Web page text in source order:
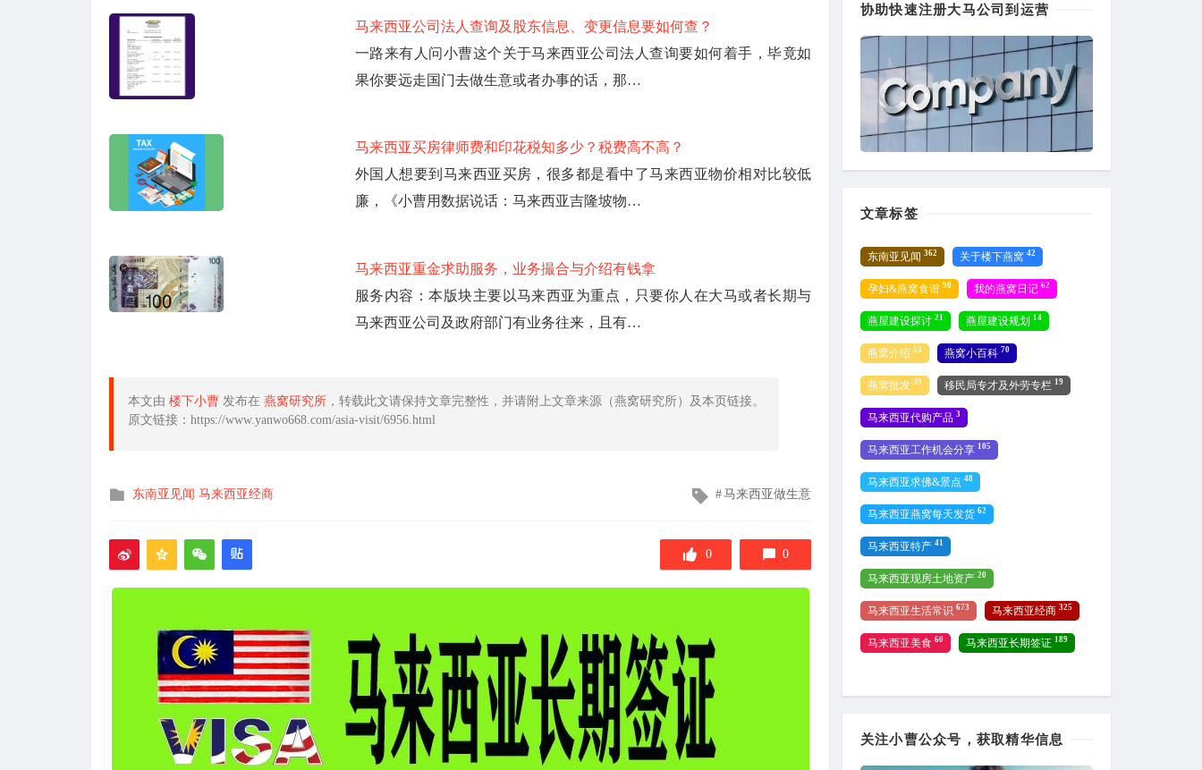
马来西亚公司法人查询及股东信息、变更信息要如何查？
一路来有人问小曹这个关于马来西亚公司法人查询要如何着手，毕竟如
果你要远走国门去做生意或者办事的话，那…
马来西亚买房律师费和印花税知多少？税费高不高？
外国人想要到马来西亚买房，很多都是看中了马来西亚物价相对比较低
廉，《小曹用数据说话：马来西亚吉隆坡物…
马来西亚重金求助服务，业务撮合与介绍有钱拿
服务内容：本版块主要以马来西亚为重点，只要你人在大马或者长期与
马来西亚公司及政府部门有业务往来，且有…
本文由 楼下小曹 发布在 燕窝研究所 ，转载此文请保持文章完整性，并请附上文章来源（燕窝研究所）及本页链接。
原文链接：https://www.yanwo668.com/asia-visit/6956.html
发
东南亚见闻 马来西亚经商
文
签
马来西亚做生意
0 0
协助快速注册大马公司到运营
文章标签
东南亚见闻 362 关于楼下燕窝 42
孕妇&燕窝食谱 90 我的燕窝日记 62
燕屋建设探讨 21 燕屋建设规划 14
燕窝介绍 53 燕窝小百科 70
燕窝批发 39 移民局专才及外劳专栏 19
马来西亚代购产品 3
马来西亚工作机会分享 105
马来西亚求佛&景点 48
马来西亚燕窝每天发货 62
马来西亚特产 41
马来西亚现房土地资产 20
马来西亚生活常识 673 马来西亚经商 325
马来西亚美食 60 马来西亚长期签证 189
关注小曹公众号，获取精华信息